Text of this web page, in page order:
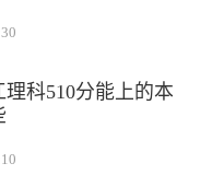
理科510分能上的本